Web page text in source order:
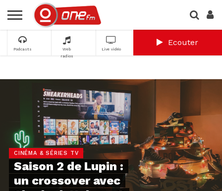
Podcasts
Web
radios
Live vidéo
Ecouter
CINÉMA & SÉRIES TV
Saison 2 de Lupin :
un crossover avec